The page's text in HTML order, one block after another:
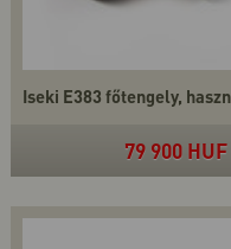
Iseki E383 főtengely,
79 900